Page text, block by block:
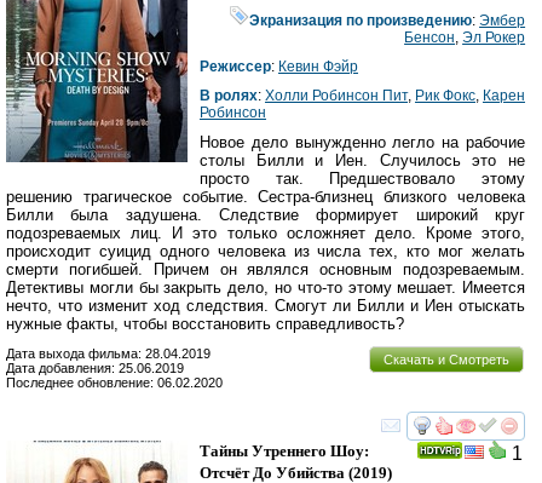
Экранизация по произведению:Эмбер
Бенсон,Эл Рокер
Режиссер: Кевин Фэйр
В ролях: Холли Робинсон Пит, Рик Фокс, Карен
Робинсон
Новое дело вынужденно легло на рабочие
столы Билли и Иен. Случилось это не
просто так. Предшествовало этому
решению трагическое событие. Сестра-близнец близкого человека
Билли была задушена. Следствие формирует широкий круг
подозреваемых лиц. И это только осложняет дело. Кроме этого,
происходит суицид одного человека из числа тех, кто мог желать
смерти погибшей. Причем он являлся основным подозреваемым.
Детективы могли бы закрыть дело, но что-то этому мешает. Имеется
нечто, что изменит ход следствия. Смогут ли Билли и Иен отыскать
нужные факты, чтобы восстановить справедливость?
Скачать и Смотреть
Дата выхода фильма: 28.04.2019
Дата добавления: 25.06.2019
Последнее обновление: 06.02.2020
смотреть
1
Тайны Утреннего Шоу:
Отсчёт До Убийства (2019)